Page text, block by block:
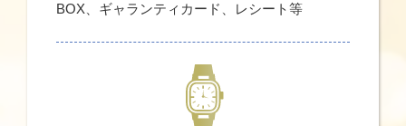
BOX、ギャランティカード、レシート等